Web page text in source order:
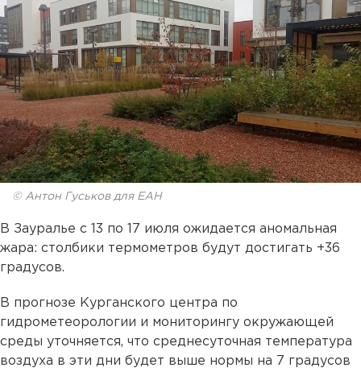
© Антон Гуськов для ЕАН
В Зауралье с 13 по 17 июля ожидается аномальная
жара: столбики термометров будут достигать +36
градусов.
В прогнозе Курганского центра по
гидрометеорологии и мониторингу окружающей
среды уточняется, что среднесуточная температура
воздуха в эти дни будет выше нормы на 7 градусов